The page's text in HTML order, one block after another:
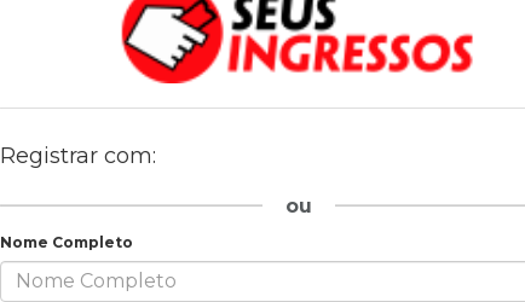
Registrar com:
ou
Nome Completo